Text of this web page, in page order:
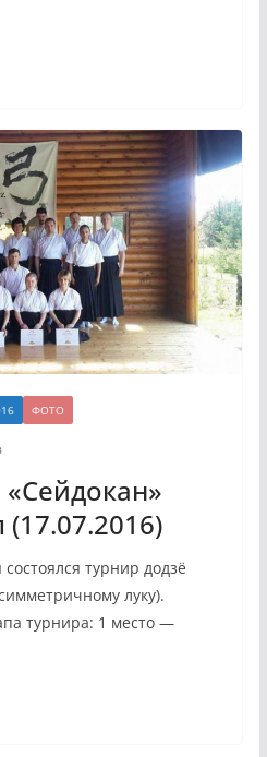
ФОТО
турнир додзё
луку).
турнира: 1 место —